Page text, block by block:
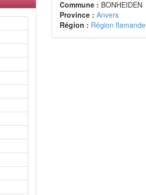
Commune : BONHEIDEN
Province : Anvers
Région : Région flamande